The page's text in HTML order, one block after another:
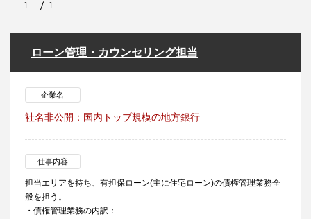
1 1
ローン管理・カウンセリング担当
企業名
社名非公開：国内トップ規模の地方銀行
仕事内容
担当エリアを持ち、有担保ローン(主に住宅ローン)の債権管理業務全
般を担う。
・債権管理業務の内訳：